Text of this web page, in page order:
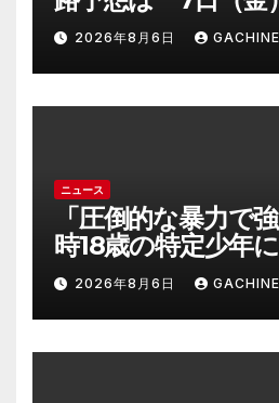
に直撃するおそれ
が倒壊するおそれ
風が吹く見込み
ンライン)
2026年8月6日
ニュース
「圧倒的な暴力で
時18歳の特定少年
刑の背景『年齢の
ないほど悪質だと
＜元裁判官が解説
も異例のケース_8
2026年8月6日